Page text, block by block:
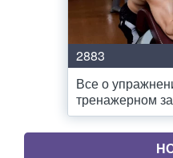
2883
Все о
тренажерном